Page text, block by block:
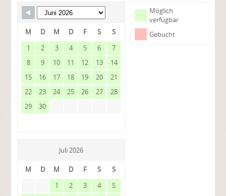
Möglich
verfügbar
Gebucht
M D M D F S
S
1
2 3 4 5 6
7
8
9 10 11 12 13
14
15
16 17 18 19 20
21
22
23 24 25 26 27
28
29
30
Juli 2026
M D M D F S
S
1
2 3 4
5